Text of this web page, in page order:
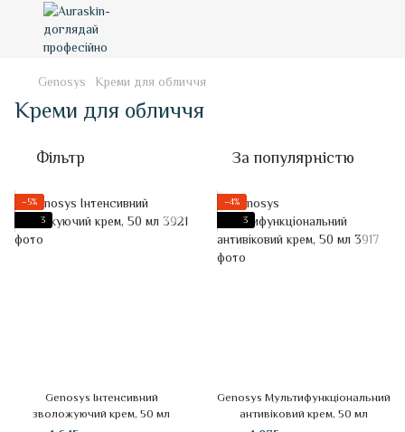
Genosys Креми для обличчя
Креми для обличчя
Фільтр За популярністю
−5%
3
Genosys Інтенсивний
зволожуючий крем, 50 мл
−4%
3
Genosys Мультифункціональний
антивіковий крем, 50 мл